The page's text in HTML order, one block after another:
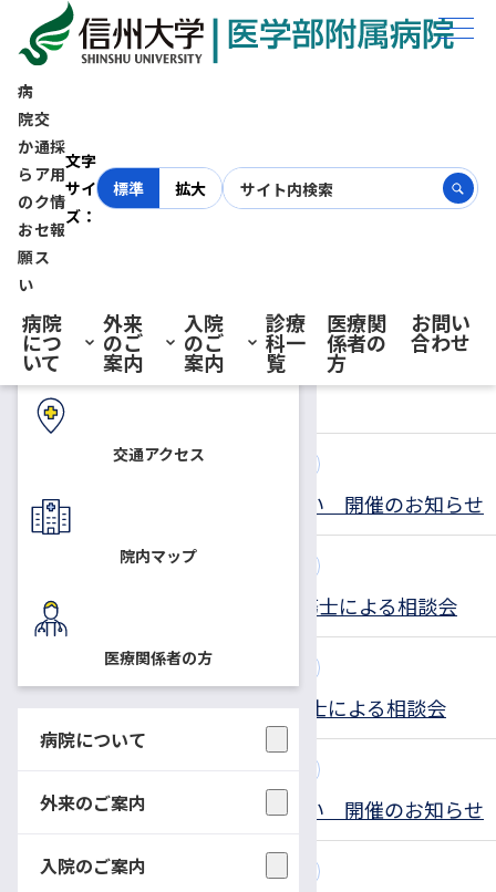
病
院
か
ら
の
お
願
い
交
通
ア
ク
セ
ス
採
用
情
報
文字
サイ
ズ：
標準 拡大
病院
につ
いて
外来
のご
案内
入院
のご
案内
診療
科一
覧
医療関
係者の
方
お問い
合わせ
ホーム お知らせ 患者さん向けの相談会・教室
患者さん向けの相談会・教
室
患者さん向けの相談会・教室
オンラインひまわりサロン語り合い 開催のお知らせ
患者さん向けの相談会・教室
8/25，9/22，10/27 社会保険労務士による相談会
患者さん向けの相談会・教室
7/28，8/25，9/22 社会保険労務士による相談会
オンラインひまわりサロン語り合い 開催のお知らせ
2022.05.27 患者さん向けの相談会・教室
入院・ご面会の方へ
交通アクセス
院内マップ
医療関係者の方
病院について
外来のご案内
入院のご案内